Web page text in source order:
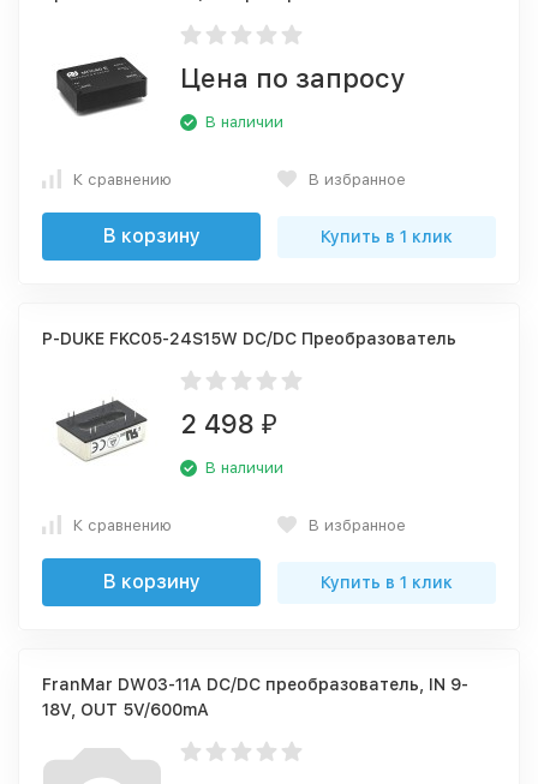
Цена по запросу
В наличии
К сравнению В избранное
В корзину Купить в 1 клик
P-DUKE FKC05-24S15W DC/DC Преобразователь
2 498 ₽
В наличии
К сравнению В избранное
В корзину Купить в 1 клик
FranMar DW03-11A DC/DC преобразователь, IN 9-
18V, OUT 5V/600mА